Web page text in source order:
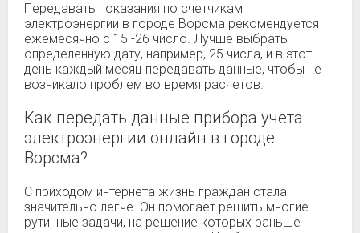
Передавать показания по счетчикам
электроэнергии в городе Ворсма рекомендуется
ежемесячно с 15 -26 число. Лучше выбрать
определенную дату, например, 25 числа, и в этот
день каждый месяц передавать данные, чтобы не
возникало проблем во время расчетов.
Как передать данные прибора учета
электроэнергии онлайн в городе
Ворсма?
С приходом интернета жизнь граждан стала
значительно легче. Он помогает решить многие
рутинные задачи, на решение которых раньше